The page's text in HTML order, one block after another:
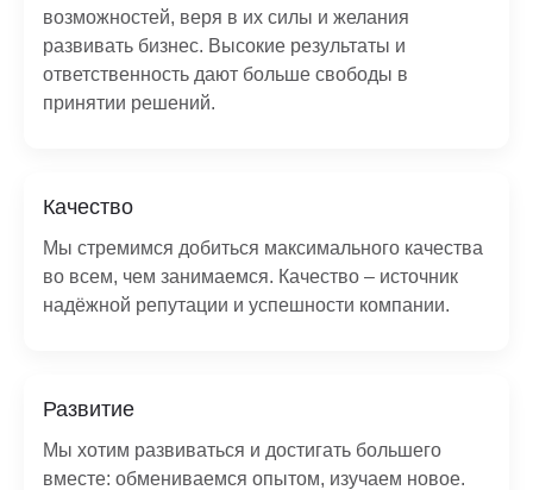
возможностей, веря в их силы и желания
развивать бизнес. Высокие результаты и
ответственность дают больше свободы в
принятии решений.
Качество
Мы стремимся добиться максимального качества
во всем, чем занимаемся. Качество – источник
надёжной репутации и успешности компании.
Развитие
Мы хотим развиваться и достигать большего
вместе: обмениваемся опытом, изучаем новое.